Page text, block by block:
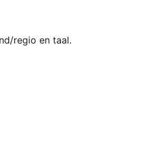
regio en taal.